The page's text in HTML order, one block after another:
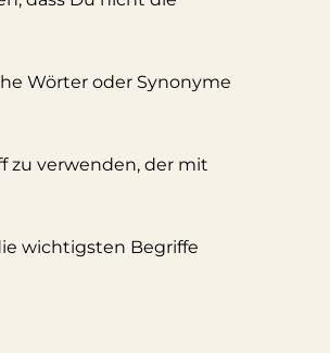
Wörter oder Synonyme
zu verwenden, der mit
wichtigsten Begriffe